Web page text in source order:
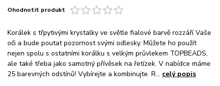
Ohodnotit produkt
Korálek s třpytivými krystalky ve světle fialové barvě rozzáří Vaše
oči a bude poutat pozornost svými odlesky. Můžete ho použít
nejen spolu s ostatními korálku s velkým průvlekem TOPBEADS,
ale také třeba jako samotný přívěsek na řetízek. V nabídce máme
25 barevných odstínů! Vybírejte a kombinujte. R... celý popis